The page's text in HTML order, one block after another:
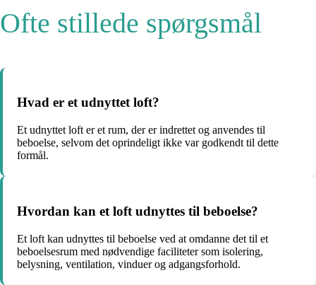
Ofte stillede spørgsmål
Hvad er et udnyttet loft?
Et udnyttet loft er et rum, der er indrettet og anvendes til
beboelse, selvom det oprindeligt ikke var godkendt til dette
formål.
Hvordan kan et loft udnyttes til beboelse?
Et loft kan udnyttes til beboelse ved at omdanne det til et
beboelsesrum med nødvendige faciliteter som isolering,
belysning, ventilation, vinduer og adgangsforhold.